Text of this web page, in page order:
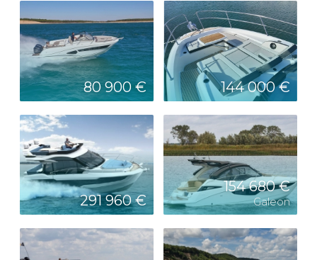
80 900 € 144 000 €
291 960 €
154 680 €
Galeon